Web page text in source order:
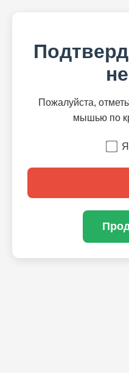
Пожалуйста,
мышью по